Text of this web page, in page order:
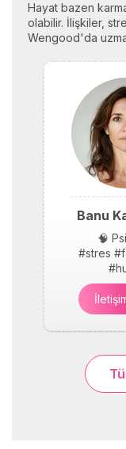
Hayat bazen
olabilir. İlişkiler,
Wengood'da
Banu
🧠
#stres